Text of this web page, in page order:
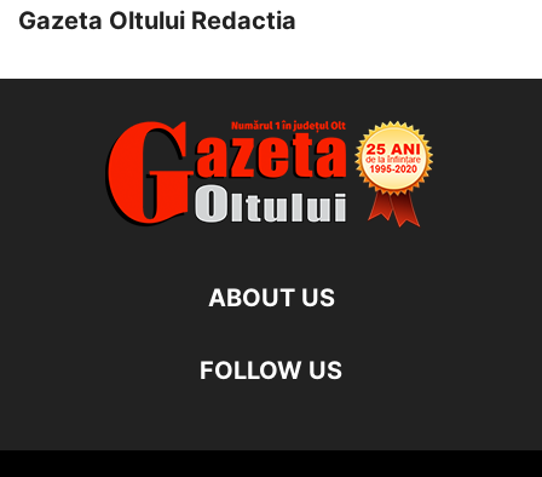
Gazeta Oltului Redactia
ABOUT US
FOLLOW US